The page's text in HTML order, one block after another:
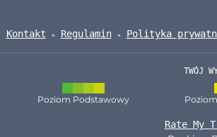
Kontakt Regulamin Polityka
TWÓJ
Poziom Podstawowy
Rate My